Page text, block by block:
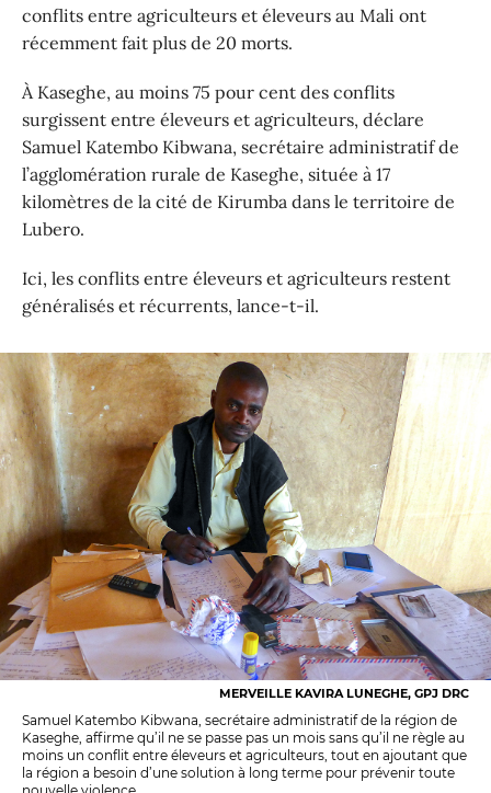
conflits entre agriculteurs et éleveurs au Mali ont
récemment fait plus de 20 morts.
À Kaseghe, au moins 75 pour cent des conflits
surgissent entre éleveurs et agriculteurs, déclare
Samuel Katembo Kibwana, secrétaire administratif de
l’agglomération rurale de Kaseghe, située à 17
kilomètres de la cité de Kirumba dans le territoire de
Lubero.
Ici, les conflits entre éleveurs et agriculteurs restent
généralisés et récurrents, lance-t-il.
MERVEILLE KAVIRA LUNEGHE, GPJ DRC
Samuel Katembo Kibwana, secrétaire administratif de la région de
Kaseghe, affirme qu’il ne se passe pas un mois sans qu’il ne règle au
moins un conflit entre éleveurs et agriculteurs, tout en ajoutant que
la région a besoin d’une solution à long terme pour prévenir toute